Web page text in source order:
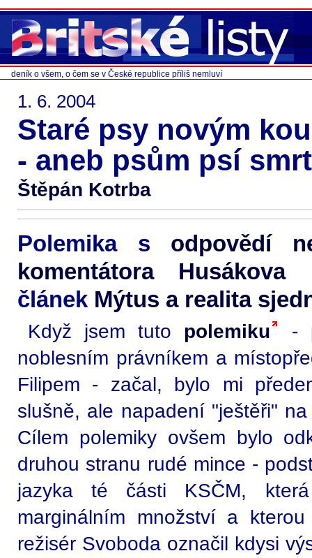
deník o všem, o čem se v České republice příliš nemluví
1. 6. 2004
Staré psy novým
- aneb psům psí smrt
Štěpán Kotrba
Polemika s odpovědí
komentátora Husákova
článek Mýtus a realita
Když jsem tuto polemiku
-
noblesním právníkem a
Filipem - začal, bylo mi
slušně, ale napadení "ještěři"
Cílem polemiky ovšem bylo
druhou stranu rudé mince -
jazyka té části KSČM,
marginálním množství a
režisér Svoboda označil kdysi